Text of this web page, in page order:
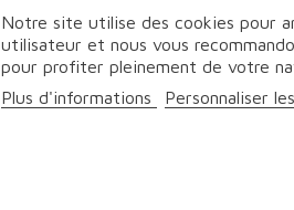
Notre site utilise des cookies pour
utilisateur et nous vous
pour profiter pleinement de votre
Plus d'informations
Personnaliser
©